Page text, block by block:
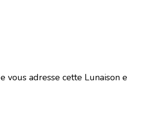
vous adresse cette Lunaison e